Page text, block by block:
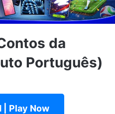
da
Português)
| Play Now